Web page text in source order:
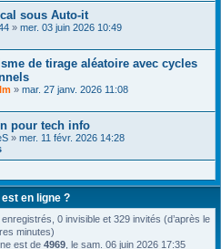
sous Auto-it
» mer. 03 juin 2026 10:49
de tirage aléatoire avec cycles
» mar. 27 janv. 2026 11:08
pour tech info
» mer. 11 févr. 2026 14:28
est en ligne ?
0 invisible et 329 invités (d’après le
minutes)
est de 4969 , le sam. 06 juin 2026 17:35